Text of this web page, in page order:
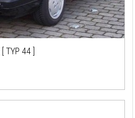
[ TYP 44 ]